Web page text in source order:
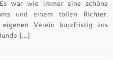
war wie immer eine schöne
und einem tollen Richter.
Verein kurzfristig aus
[…]